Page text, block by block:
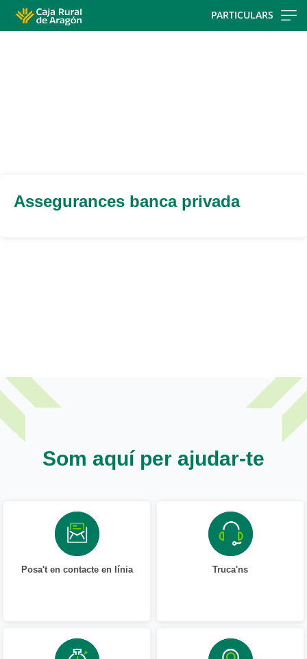
PARTICULARS
Assegurances banca privada
Som aquí per ajudar-te
Posa't en contacte en línia Truca'ns